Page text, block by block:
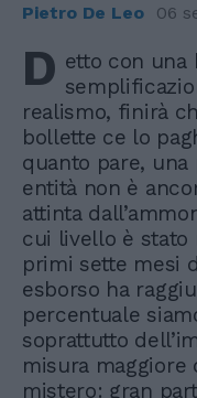
Pietro De Leo 06
D etto con una
realismo, finirà
bollette ce lo
quanto pare,
entità non è
attinta
cui livello è stato
primi sette mesi
esborso ha
percentuale
soprattutto
misura maggiore
mistero: gran